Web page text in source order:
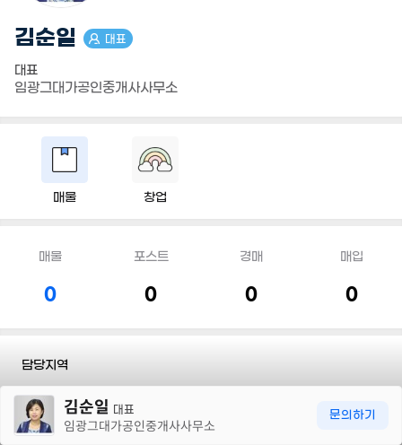
김순일 대표
대표
임광그대가공인중개사사무소
매물 창업
매물
0
포스트
0
경매
0
매입
0
담당지역
전화 김순일 대표
임광그대가공인중개사사무소
문의하기